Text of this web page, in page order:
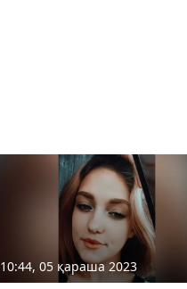
10:44, 05 қараша 2023